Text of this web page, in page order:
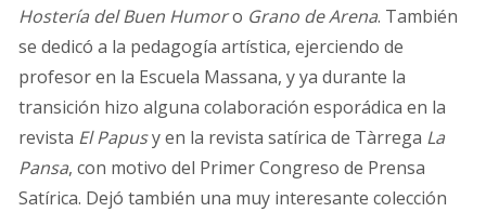
Hostería del Buen Humoro Grano de Arena. También
se dedicó a la pedagogía artística, ejerciendo de
profesor en la Escuela Massana, y ya durante la
transición hizo alguna colaboración esporádica en la
revista El Papusy en la revista satírica de Tàrrega La
Pansa, con motivo del Primer Congreso de Prensa
Satírica. Dejó también una muy interesante colección